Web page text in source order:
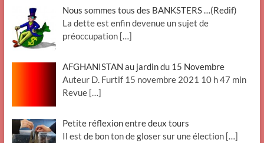
Nous sommes tous des BANKSTERS …(Redif)
La dette est enfin devenue un sujet de
préoccupation […]
AFGHANISTAN au jardin du 15 Novembre
Auteur D. Furtif 15 novembre 2021 10 h 47 min
Revue […]
Petite réflexion entre deux tours
Il est de bon ton de gloser sur une élection […]